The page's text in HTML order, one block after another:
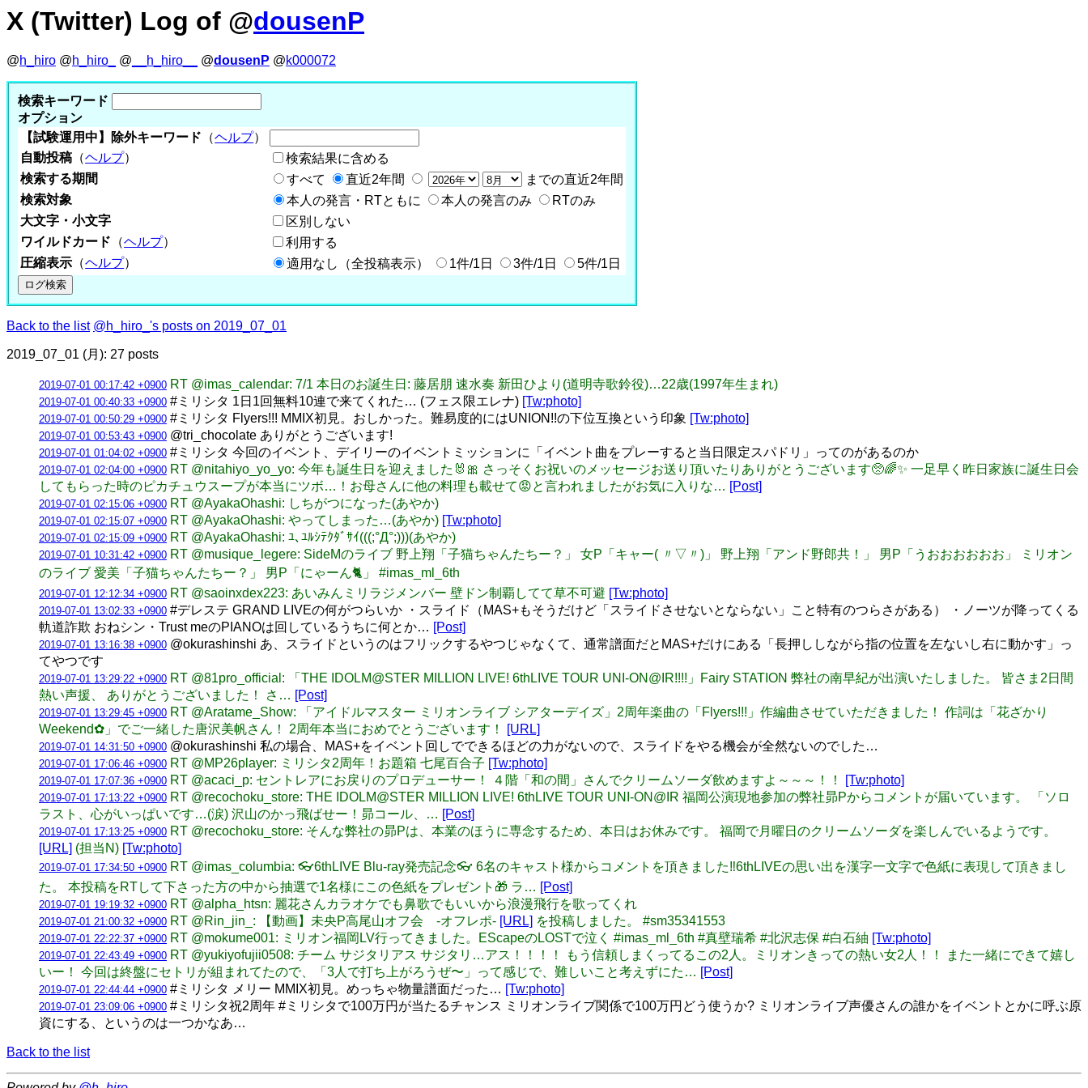
X (Twitter) Log of @dousenP
@h_hiro @h_hiro_ @ __h_hiro__ @dousenP @k000072
検索キーワード
オプション
【試験運用中】除外キーワード （ヘルプ）
自動投稿 （ヘルプ）
検索結果に含める
検索する期間
すべて 直近2年間
までの直近2年間
検索対象
本人の発言・RTともに 本人の発言のみ
RTのみ
大文字・小文字
区別しない
ワイルドカード （ヘルプ）
利用する
圧縮表示 （ヘルプ） 適用なし（全投稿表示） 1件/1日 3件/1日 5件/1日
Back to the list @h_hiro_'s posts on 2019_07_01
2019_07_01 (月): 27 posts
2019-07-01 00:17:42 +0900 RT @imas_calendar: 7/1 本日のお誕生日: 藤居朋 速水奏 新田ひより(道明寺歌鈴役)…22歳(1997年生まれ)
2019-07-01 00:40:33 +0900 #ミリシタ 1日1回無料10連で来てくれた… (フェス限エレナ) [Tw:photo]
2019-07-01 00:50:29 +0900 #ミリシタ Flyers!!! MMIX初見。おしかった。難易度的にはUNION!!の下位互換という印象 [Tw:photo]
2019-07-01 00:53:43 +0900 @tri_chocolate ありがとうございます!
2019-07-01 01:04:02 +0900 #ミリシタ 今回のイベント、デイリーのイベントミッションに「イベント曲をプレーすると当日限定スパドリ」ってのがあるのか
2019-07-01 02:04:00 +0900 RT @nitahiyo_yo_yo: 今年も誕生日を迎えました🐰🎀 さっそくお祝いのメッセージお送り頂いたりありがとうございます🥺🌈✨ 一足早く昨日家族に誕生日会
してもらった時のピカチュウスープが本当にツボ…！お母さんに他の料理も載せて😡と言われましたがお気に入りな… [Post]
2019-07-01 02:15:06 +0900 RT @AyakaOhashi: しちがつになった(あやか)
2019-07-01 02:15:07 +0900 RT @AyakaOhashi: やってしまった…(あやか) [Tw:photo]
2019-07-01 02:15:09 +0900 RT @AyakaOhashi: ﾕ､ﾕﾙｼﾃｸﾀﾞｻｲ(((;°Д°;)))(あやか)
2019-07-01 10:31:42 +0900 RT @musique_legere: SideMのライブ 野上翔「子猫ちゃんたちー？」 女P「キャー( 〃▽〃)」 野上翔「アンド野郎共！」 男P「うおおおおおお」 ミリオン
のライブ 愛美「子猫ちゃんたちー？」 男P「にゃーん🐈」 #imas_ml_6th
2019-07-01 12:12:34 +0900 RT @saoinxdex223: あいみんミリラジメンバー 壁ドン制覇してて草不可避 [Tw:photo]
2019-07-01 13:02:33 +0900 #デレステ GRAND LIVEの何がつらいか ・スライド（MAS+もそうだけど「スライドさせないとならない」こと特有のつらさがある） ・ノーツが降ってくる
軌道詐欺 おねシン・Trust meのPIANOは回しているうちに何とか… [Post]
2019-07-01 13:16:38 +0900 @okurashinshi あ、スライドというのはフリックするやつじゃなくて、通常譜面だとMAS+だけにある「長押ししながら指の位置を左ないし右に動かす」っ
てやつです
2019-07-01 13:29:22 +0900 RT @81pro_official: 「THE IDOLM@STER MILLION LIVE! 6thLIVE TOUR UNI-ON@IR!!!!」Fairy STATION 弊社の南早紀が出演いたしました。 皆さま2日間
熱い声援、 ありがとうございました！ さ… [Post]
2019-07-01 13:29:45 +0900 RT @Aratame_Show: 「アイドルマスター ミリオンライブ シアターデイズ」2周年楽曲の「Flyers!!!」作編曲させていただきました！ 作詞は「花ざかり
Weekend✿」でご一緒した唐沢美帆さん！ 2周年本当におめでとうございます！
[URL]
2019-07-01 14:31:50 +0900 @okurashinshi 私の場合、MAS+をイベント回しでできるほどの力がないので、スライドをやる機会が全然ないのでした…
2019-07-01 17:06:46 +0900 RT @MP26player: ミリシタ2周年！お題箱 七尾百合子 [Tw:photo]
2019-07-01 17:07:36 +0900 RT @acaci_p: セントレアにお戻りのプロデューサー！ ４階「和の間」さんでクリームソーダ飲めますよ～～～！！ [Tw:photo]
2019-07-01 17:13:22 +0900 RT @recochoku_store: THE IDOLM@STER MILLION LIVE! 6thLIVE TOUR UNI-ON@IR 福岡公演現地参加の弊社昴Pからコメントが届いています。 「ソロ
ラスト、心がいっぱいです…(涙) 沢山のかっ飛ばせー！昴コール、… [Post]
2019-07-01 17:13:25 +0900 RT @recochoku_store: そんな弊社の昴Pは、本業のほうに専念するため、本日はお休みです。 福岡で月曜日のクリームソーダを楽しんでいるようです。
[URL] (担当N) [Tw:photo]
2019-07-01 17:34:50 +0900 RT @imas_columbia: 👓6thLIVE Blu-ray発売記念👓 6名のキャスト様からコメントを頂きました‼️6thLIVEの思い出を漢字一文字で色紙に表現して頂きまし
た。 本投稿をRTして下さった方の中から抽選で1名様にこの色紙をプレゼント🎁 ラ… [Post]
2019-07-01 19:19:32 +0900 RT @alpha_htsn: 麗花さんカラオケでも鼻歌でもいいから浪漫飛行を歌ってくれ
2019-07-01 21:00:32 +0900 RT @Rin_jin_: 【動画】未央P高尾山オフ会 -オフレポ- [URL] を投稿しました。 #sm35341553
2019-07-01 22:22:37 +0900 RT @mokume001: ミリオン福岡LV行ってきました。EScapeのLOSTで泣く #imas_ml_6th #真壁瑞希 #北沢志保 #白石紬 [Tw:photo]
2019-07-01 22:43:49 +0900 RT @yukiyofujii0508: チーム サジタリアス サジタリ…アス！！！！ もう信頼しまくってるこの2人。ミリオンきっての熱い女2人！！ また一緒にできて嬉し
いー！ 今回は終盤にセトリが組まれてたので、「3人で打ち上がろうぜ〜」って感じで、難しいこと考えずにた… [Post]
2019-07-01 22:44:44 +0900 #ミリシタ メリー MMIX初見。めっちゃ物量譜面だった… [Tw:photo]
2019-07-01 23:09:06 +0900 #ミリシタ祝2周年 #ミリシタで100万円が当たるチャンス ミリオンライブ関係で100万円どう使うか? ミリオンライブ声優さんの誰かをイベントとかに呼ぶ原
資にする、というのは一つかなあ…
Back to the list